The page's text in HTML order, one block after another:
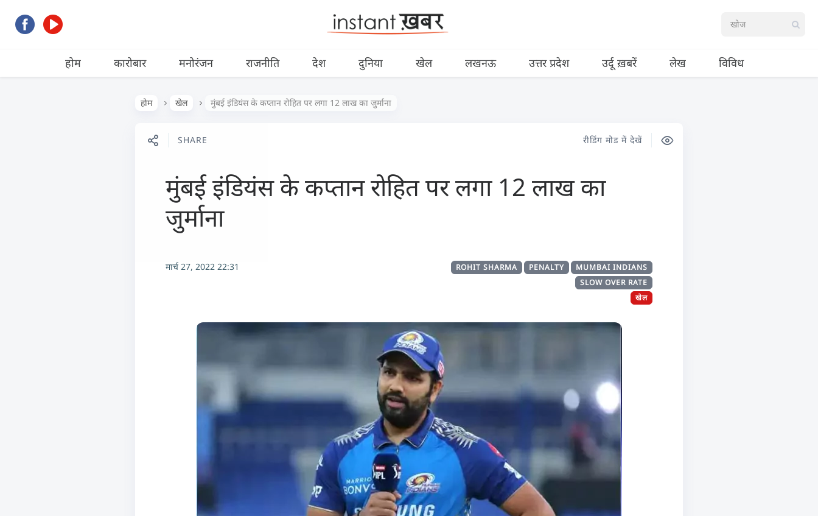
होम कारोबार मनोरंजन राजनीति देश दुनिया खेल लखनऊ उत्तर प्रदेश उर्दू ख़बरें लेख विविध
होम खेल मुंबई इंडियंस के कप्तान रोहित पर लगा 12 लाख का जुर्माना
SHARE रीडिंग मोड में देखें
मुंबई इंडियंस के कप्तान रोहित पर लगा 12 लाख का
जुर्माना
मार्च 27, 2022 22:31 MUMBAI INDIANS
PENALTY
ROHIT SHARMA
SLOW OVER RATE
खेल